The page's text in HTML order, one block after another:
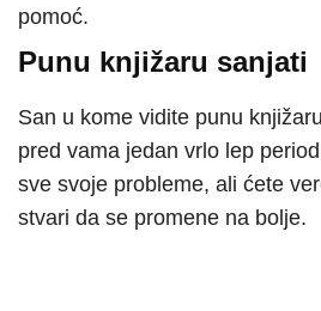
pomoć.
Punu knjižaru sanjati
San u kome vidite punu
pred vama jedan vrlo lep
sve svoje probleme, ali ćete
stvari da se promene na bolje.